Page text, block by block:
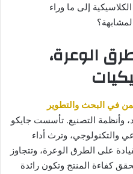
إلى ما وراء
الوعرة،
في البحث والتطوير
وأنظمة التصنيع. تأسست جايكو
والتكنولوجي، وترث أداء
على الطرق الوعرة، وتتجاوز
كفاءة المنتج وتكون رائدة